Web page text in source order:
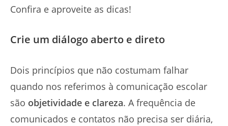
Confira e aproveite as dicas!
Crie um diálogo aberto e direto
Dois princípios que não costumam falhar
quando nos referimos à comunicação escolar
são objetividade e clareza. A frequência de
comunicados e contatos não precisa ser diária,